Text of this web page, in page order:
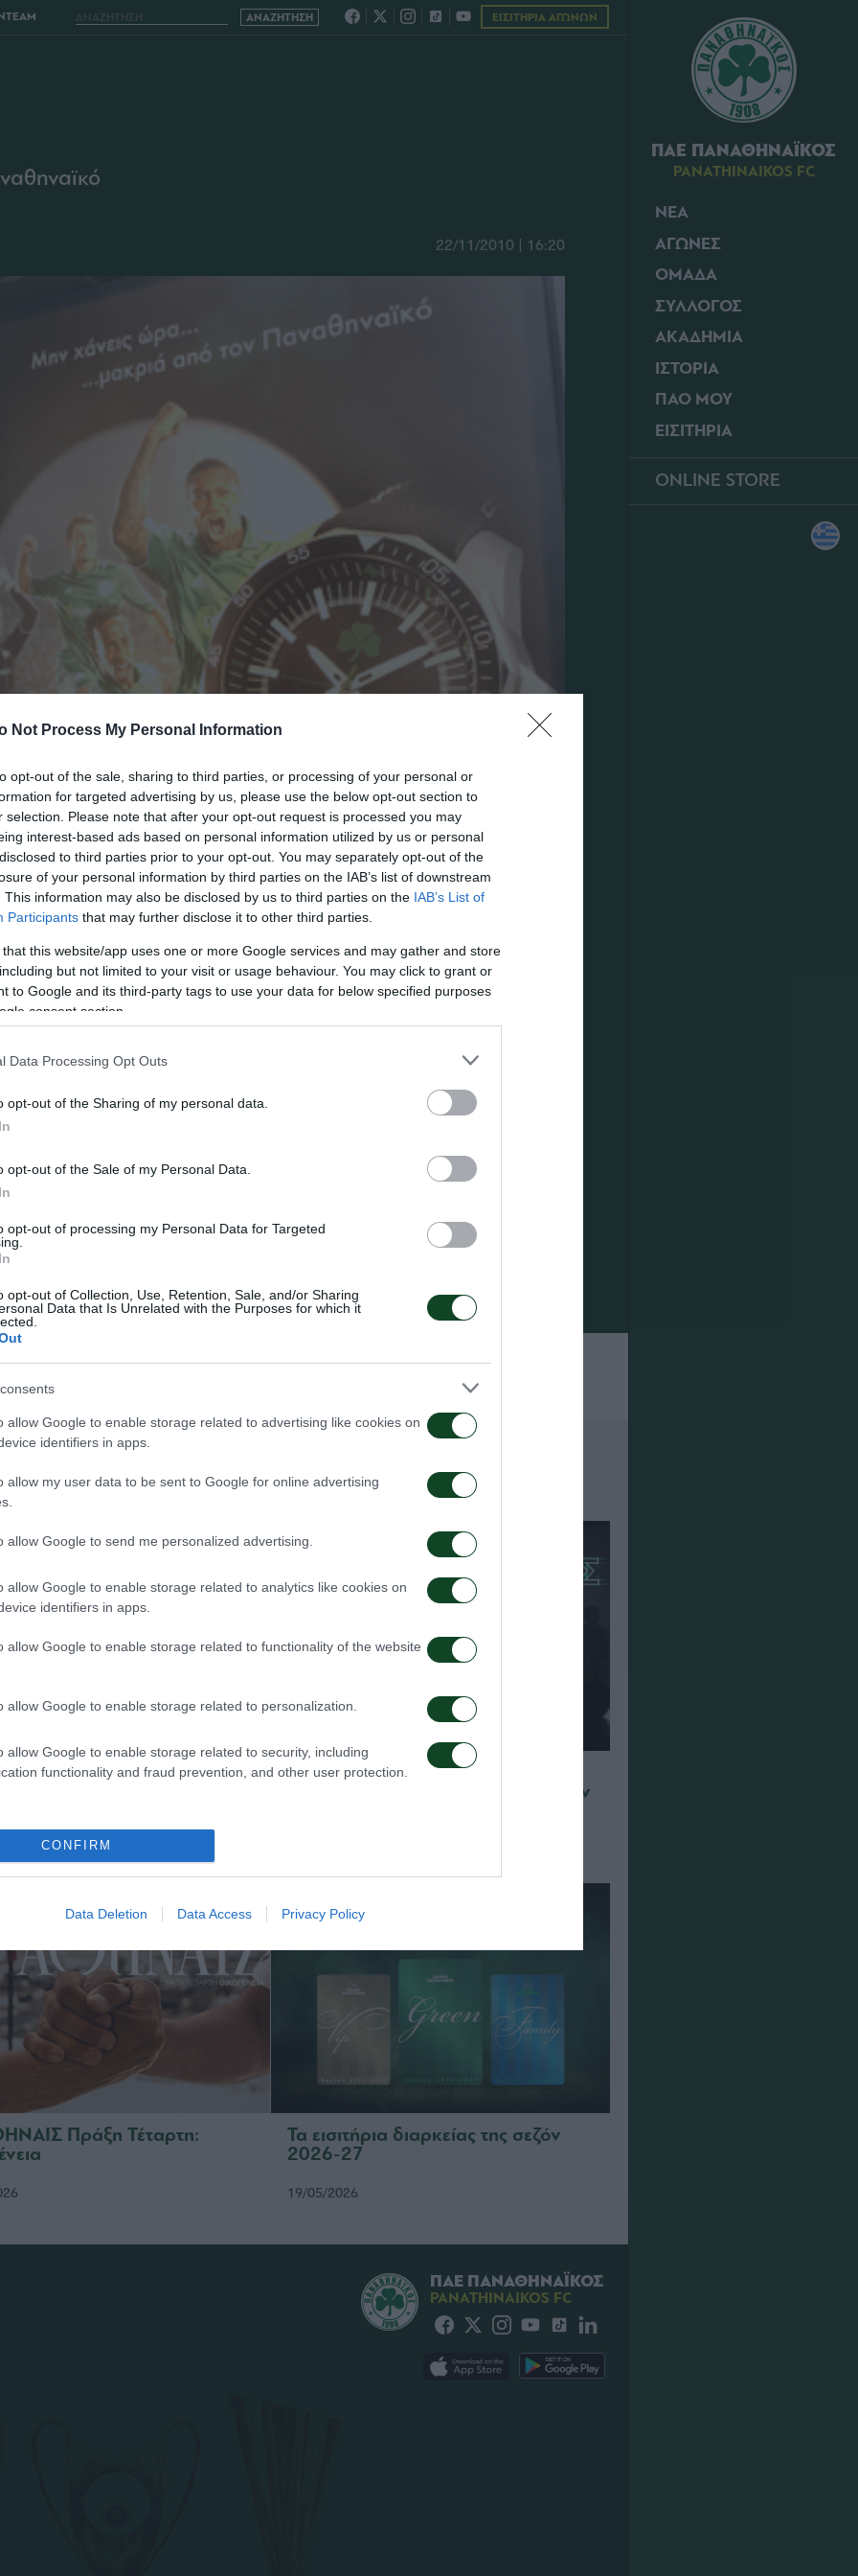
Not Process My Personal Information
opt-out of the sale, sharing to third parties, or processing of your personal or
for targeted advertising by us, please use the below opt-out section to
selection. Please note that after your opt-out request is processed you may
interest-based ads based on personal information utilized by us or personal
to third parties prior to your opt-out. You may separately opt-out of the
of your personal information by third parties on the IAB’s list of downstream
This information may also be disclosed by us to third parties on the IAB’s List of
Participants that may further disclose it to other third parties.
that this website/app uses one or more Google services and may gather and store
but not limited to your visit or usage behaviour. You may click to grant or
to Google and its third-party tags to use your data for below specified purposes
consent section.
Data Processing Opt Outs
opt-out of the Sharing of my personal data.
opt-out of the Sale of my Personal Data.
opt-out of processing my Personal Data for Targeted
opt-out of Collection, Use, Retention, Sale, and/or Sharing
Data that Is Unrelated with the Purposes for which it
allow Google to enable storage related to advertising like cookies on
identifiers in apps.
allow my user data to be sent to Google for online advertising
allow Google to send me personalized advertising.
allow Google to enable storage related to analytics like cookies on
identifiers in apps.
allow Google to enable storage related to functionality of the website
allow Google to enable storage related to personalization.
allow Google to enable storage related to security, including
functionality and fraud prevention, and other user protection.
CONFIRM
Data Deletion Data Access Privacy Policy
ΠΑΕ ΠΑΝΑΘΗΝΑΪΚΟΣ
PANATHINAIKOS FC
ΝΕΑ
ΑΓΩΝΕΣ
ΟΜΑΔΑ
ΣΥΛΛΟΓΟΣ
ΑΚΑΔΗΜΙΑ
ΙΣΤΟΡΙΑ
ΠΑΟ ΜΟΥ
ΕΙΣΙΤΗΡΙΑ
ONLINE STORE
ΕΙΣΙΤΗΡΙΑ ΑΓΩΝΩΝ
22/11/2010 | 16:20
από τον Παναθηναϊκό» ηGreenTeamσυμμετείχε στην έκθεση
το επίσημο ρολόι του Παναθηναϊκού σε δύο εκδόσεις
ο Διευθύνων Σύμβουλος τηςGreenTeamκ. Βασίλης
κ. Βασίλης Κωνσταντίνου, εκπρόσωποι των παλαιμάχων, οι
κ. Βήχος.
επισκέφτηκαν οι ποδοσφαιριστές του Παναθηναϊκού Djibril
τα νέα συλλεκτικά ρολόγια του Παναθηναϊκού, μοίρασαν
τους περίμενε και συμμετείχαν στην κλήρωση που
με δώρα από τη
και τη Βήχος
χρώματα του Παναθηναϊκού, θα διατίθενται σε
έδρας εμφάνιση του
Παρουσιάστηκαν οι νέες
εμφανίσεις της σεζόν 2026/27 στην
Πράξη Τέταρτη:
Τα εισιτήρια διαρκείας της σεζόν
2026-27
19/05/2026
ΠΑΕ ΠΑΝΑΘΗΝΑΪΚΟΣ
PANATHINAIKOS FC